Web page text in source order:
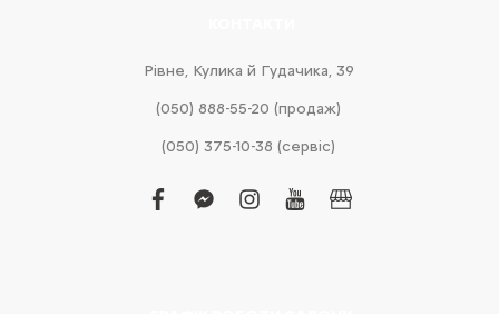
Рівне, Кулика й Гудачика, 39
(050) 888-55-20 (продаж)
(050) 375-10-38 (сервіс)
facebook
facebook-
instagram
youtubebusiness